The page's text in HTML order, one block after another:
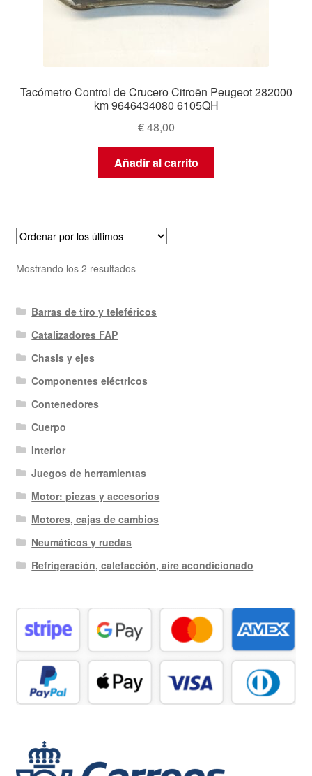
Tacómetro Control de Crucero Citroën Peugeot 282000
km 9646434080 6105QH
€48,00
Añadir al carrito
Mostrando los 2 resultadosOrdenado
últimos
Barras de tiro y teleféricos
Catalizadores FAP
Chasis y ejes
Componentes eléctricos
Contenedores
Cuerpo
Interior
Juegos de herramientas
Motor: piezas y accesorios
Motores, cajas de cambios
Neumáticos y ruedas
Refrigeración, calefacción, aire acondicionado